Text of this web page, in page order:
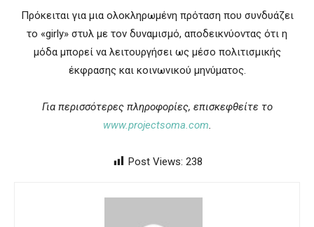
Πρόκειται για μια ολοκληρωμένη πρόταση που συνδυάζει
το «girly» στυλ με τον δυναμισμό, αποδεικνύοντας ότι η
μόδα μπορεί να λειτουργήσει ως μέσο πολιτισμικής
έκφρασης και κοινωνικού μηνύματος.
Για περισσότερες πληροφορίες, επισκεφθείτε το
www.projectsoma.com.
Post Views: 238